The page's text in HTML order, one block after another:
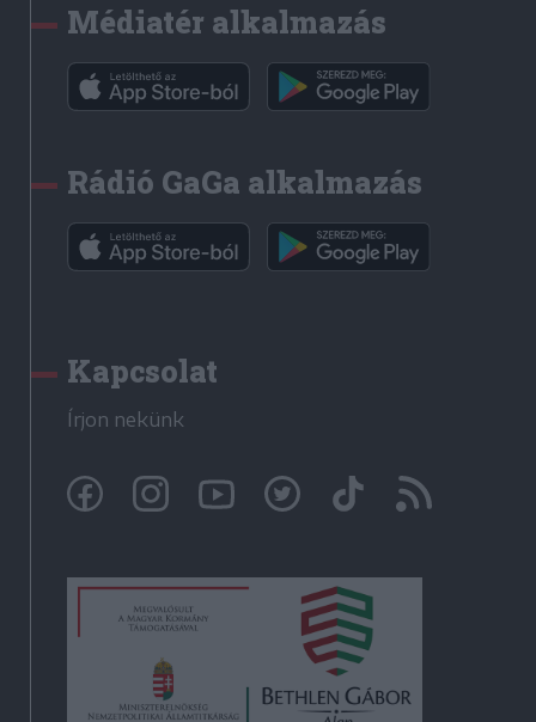
Médiatér alkalmazás
Rádió GaGa alkalmazás
Kapcsolat
Írjon nekünk